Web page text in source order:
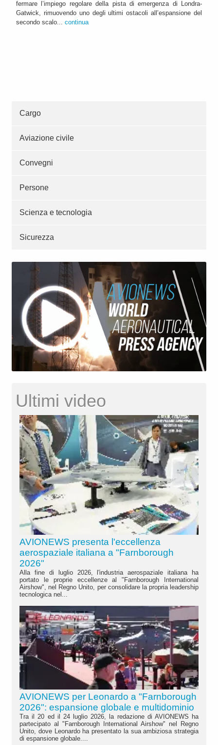
fermare l’impiego regolare della pista di emergenza di Londra-
Gatwick, rimuovendo uno degli ultimi ostacoli all’espansione del
secondo scalo... continua
Cargo
Aviazione civile
Convegni
Persone
Scienza e tecnologia
Sicurezza
Ultimi video
AVIONEWS presenta l'eccellenza
aerospaziale italiana a "Farnborough
2026"
Alla fine di luglio 2026, l'industria aerospaziale italiana ha
portato le proprie eccellenze al "Farnborough International
Airshow", nel Regno Unito, per consolidare la propria leadership
tecnologica nel...
AVIONEWS per Leonardo a "Farnborough
2026": espansione globale e multidominio
Tra il 20 ed il 24 luglio 2026, la redazione di AVIONEWS ha
partecipato al "Farnborough International Airshow" nel Regno
Unito, dove Leonardo ha presentato la sua ambiziosa strategia
di espansione globale....